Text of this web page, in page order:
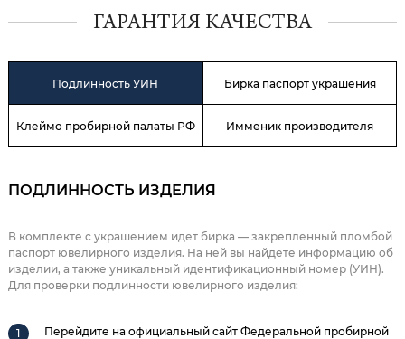
ГАРАНТИЯ КАЧЕСТВА
Подлинность УИН Бирка паспорт украшения
Клеймо пробирной палаты РФ Имменик производителя
ПОДЛИННОСТЬ ИЗДЕЛИЯ
В комплекте с украшением идет бирка — закрепленный пломбой
паспорт ювелирного изделия. На ней вы найдете информацию об
изделии, а также уникальный идентификационный номер (УИН).
Для проверки подлинности ювелирного изделия:
Перейдите на официальный сайт Федеральной пробирной